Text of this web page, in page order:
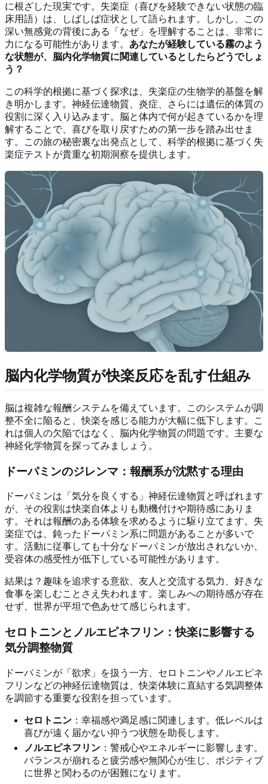
に根ざした現実です。失楽症（喜びを経験できない状態の臨
床用語）は、しばしば症状として語られます。しかし、この
深い無感覚の背後にある「なぜ」を理解することは、非常に
力になる可能性があります。 あなたが経験している霧のよう
な状態が、脳内化学物質に関連しているとしたらどうでしょ
う？
この科学的根拠に基づく探求は、失楽症の生物学的基盤を解
き明かします。神経伝達物質、炎症、さらには遺伝的体質の
役割に深く入り込みます。脳と体内で何が起きているかを理
解することで、喜びを取り戻すための第一歩を踏み出せま
す。この旅の秘密裏な出発点として、科学的根拠に基づく 失
楽症テスト が貴重な初期洞察を提供します。
脳内化学物質が快楽反応を乱す仕組み
脳は複雑な報酬システムを備えています。このシステムが調
整不全に陥ると、快楽を感じる能力が大幅に低下します。こ
れは個人の欠陥ではなく、脳内化学物質の問題です。主要な
神経化学物質を探ってみましょう。
ドーパミンのジレンマ：報酬系が沈黙する理由
ドーパミンは「気分を良くする」神経伝達物質と呼ばれます
が、その役割は快楽自体よりも動機付けや期待感にありま
す。それは報酬のある体験を求めるように駆り立てます。失
楽症では、鈍ったドーパミン系に問題があることが多いで
す。活動に従事しても十分なドーパミンが放出されないか、
受容体の感受性が低下している可能性があります。
結果は？趣味を追求する意欲、友人と交流する気力、好きな
食事を楽しむことさえ失われます。楽しみへの期待感が存在
せず、世界が平坦で色あせて感じられます。
セロトニンとノルエピネフリン：快楽に影響する
気分調整物質
ドーパミンが「欲求」を扱う一方、セロトニンやノルエピネ
フリンなどの神経伝達物質は、快楽体験に直結する気調整体
を調節する重要な役割を担っています。
セロトニン ：幸福感や満足感に関連します。低レベルは
喜びが遠く届かない抑うつ状態を助長します。
ノルエピネフリン ：警戒心やエネルギーに影響します。
バランスが崩れると疲労感や無関心が生じ、ポジティブ
に世界と関わるのが困難になります。